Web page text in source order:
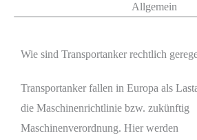
Allgemein
Wie sind Transportanker rechtlich
Transportanker fallen in Europa als
die Maschinenrichtlinie bzw. zukünftig
Maschinenverordnung. Hier werden